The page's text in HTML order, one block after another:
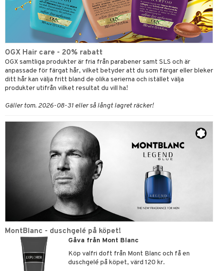
OGX Hair care - 20% rabatt
OGX samtliga produkter är fria från parabener samt SLS och är
anpassade för färgat hår, vilket betyder att du som färgar eller bleker
ditt hår kan välja fritt bland de olika serierna och istället välja
produkter utifrån vilket resultat du vill ha!
Gäller tom. 2026-08-31 eller så långt lagret räcker!
MontBlanc - duschgelé på köpet!
Gåva från Mont Blanc
Köp valfri doft från Mont Blanc och få en
duschgelé på köpet, värd 120 kr.